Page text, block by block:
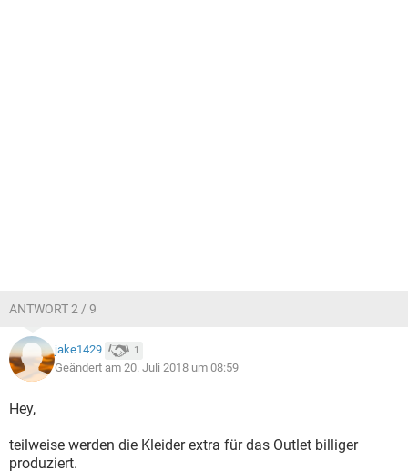
ANTWORT 2 / 9
jake1429 1
Geändert am 20. Juli 2018 um 08:59
Hey,
teilweise werden die Kleider extra für das Outlet billiger
produziert.